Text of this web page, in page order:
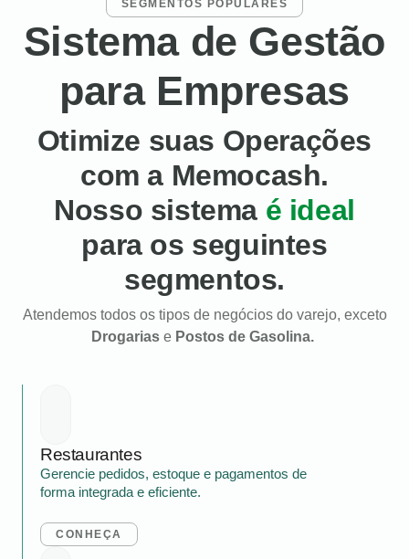
SEGMENTOS POPULARES
Sistema de Gestão
para Empresas
Otimize suas Operações
com a Memocash.
Nosso sistema é ideal
para os seguintes
segmentos.
Atendemos todos os tipos de negócios do varejo, exceto
Drogarias e Postos de Gasolina.
Restaurantes
Gerencie pedidos, estoque e pagamentos de
forma integrada e eficiente.
CONHEÇA